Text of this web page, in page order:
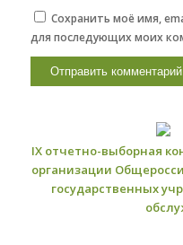
Сохранить моё имя,
для последующих моих
IX отчетно-выборная
организации
государственных